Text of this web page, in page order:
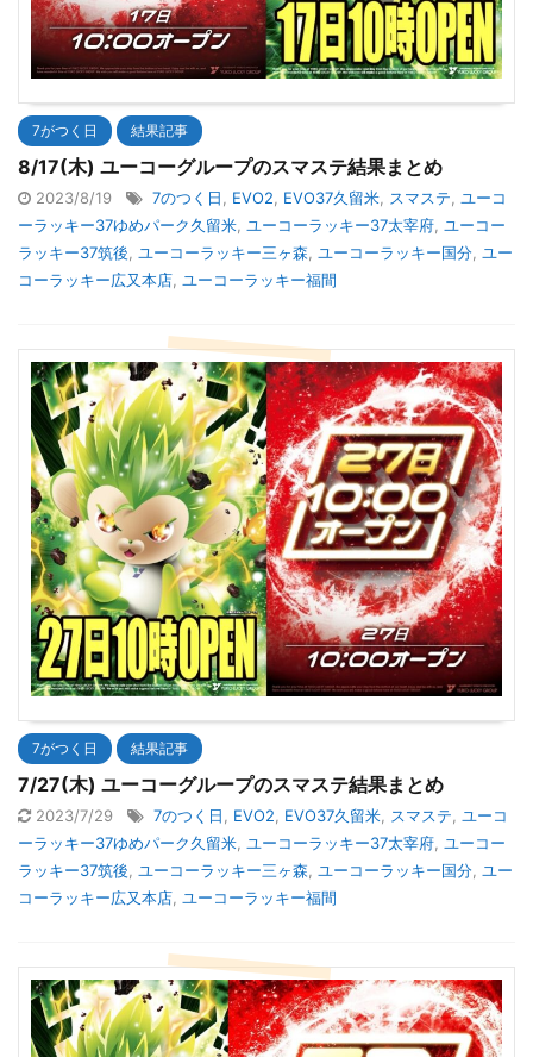
7がつく日 結果記事
8/17(木) ユーコーグループのスマステ結果まとめ
2023/8/19 7のつく日 EVO2 EVO37久留米 スマステ
ユーコ
ーラッキー37ゆめパーク久留米 ユーコーラッキー37太宰府 ユーコー
ラッキー37筑後
ユーコーラッキー三ヶ森 ユーコーラッキー国分 ユー
コーラッキー広又本店 ユーコーラッキー福間
7がつく日 結果記事
7/27(木) ユーコーグループのスマステ結果まとめ
2023/7/29 7のつく日 EVO2 EVO37久留米 スマステ
ユーコ
ーラッキー37ゆめパーク久留米 ユーコーラッキー37太宰府 ユーコー
ラッキー37筑後
ユーコーラッキー三ヶ森 ユーコーラッキー国分 ユー
コーラッキー広又本店 ユーコーラッキー福間